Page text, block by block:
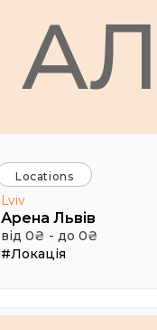
АЛ
Locations
Lviv
Арена Львів
від 0₴ - до 0₴
#Локація